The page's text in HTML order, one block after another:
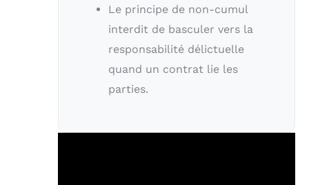
Le principe de non-cumul
interdit de basculer vers la
responsabilité délictuelle
quand un contrat lie les
parties.